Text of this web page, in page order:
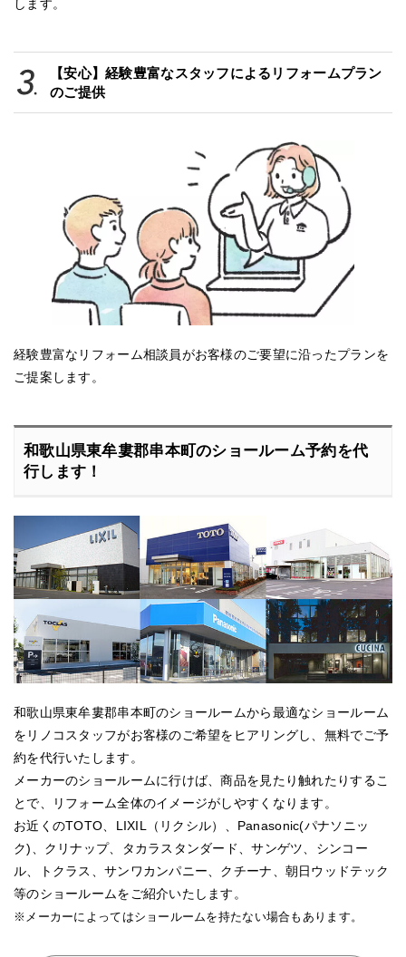
します。
【安心】経験豊富なスタッフによるリフォームプラン
のご提供
経験豊富なリフォーム相談員がお客様のご要望に沿ったプランを
ご提案します。
和歌山県東牟婁郡串本町のショールーム予約を代
行します！
和歌山県東牟婁郡串本町のショールームから最適なショールーム
をリノコスタッフがお客様のご希望をヒアリングし、無料でご予
約を代行いたします。
メーカーのショールームに行けば、商品を見たり触れたりするこ
とで、リフォーム全体のイメージがしやすくなります。
お近くのTOTO、LIXIL（リクシル）、Panasonic(パナソニッ
ク)、クリナップ、タカラスタンダード、サンゲツ、シンコー
ル、トクラス、サンワカンパニー、クチーナ、朝日ウッドテック
等のショールームをご紹介いたします。
※メーカーによってはショールームを持たない場合もあります。